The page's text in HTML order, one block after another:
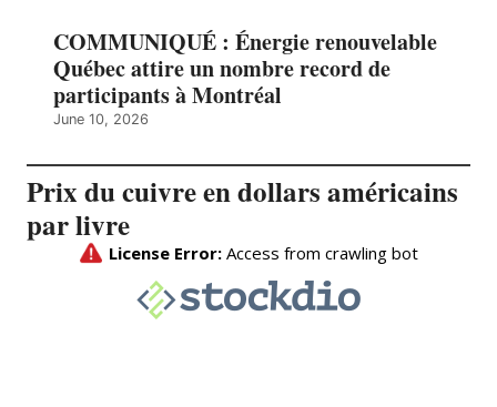
COMMUNIQUÉ : Énergie renouvelable
Québec attire un nombre record de
participants à Montréal
June 10, 2026
Prix du cuivre en dollars américains
par livre